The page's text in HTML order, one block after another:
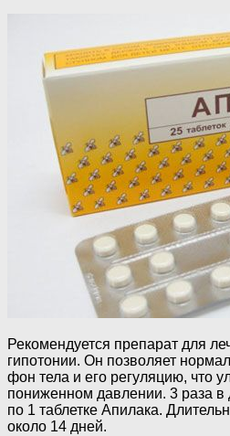
Рекомендуется препарат для
гипотонии. Он позволяет
фон тела и его регуляцию, что
пониженном давлении. 3 раза в
по 1 таблетке Апилака.
около 14 дней.